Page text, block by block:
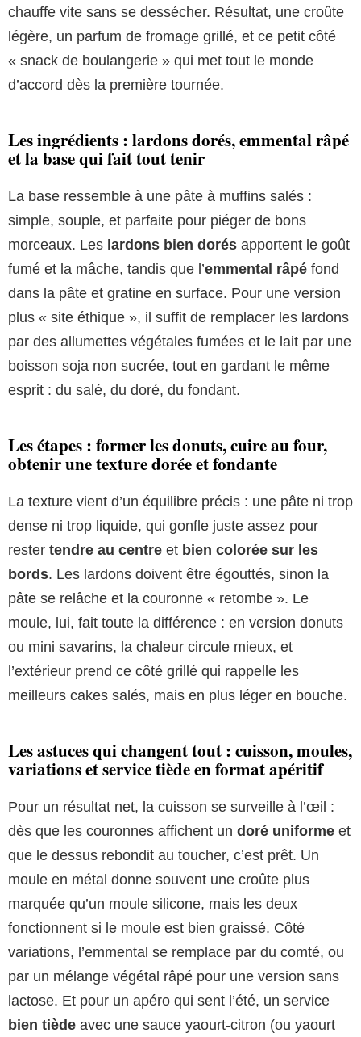
chauffe vite sans se dessécher. Résultat, une croûte
légère, un parfum de fromage grillé, et ce petit côté
« snack de boulangerie » qui met tout le monde
d’accord dès la première tournée.
Les ingrédients : lardons dorés, emmental râpé
et la base qui fait tout tenir
La base ressemble à une pâte à muffins salés :
simple, souple, et parfaite pour piéger de bons
morceaux. Les lardons bien dorés apportent le goût
fumé et la mâche, tandis que l’emmental râpé fond
dans la pâte et gratine en surface. Pour une version
plus « site éthique », il suffit de remplacer les lardons
par des allumettes végétales fumées et le lait par une
boisson soja non sucrée, tout en gardant le même
esprit : du salé, du doré, du fondant.
Les étapes : former les donuts, cuire au four,
obtenir une texture dorée et fondante
La texture vient d’un équilibre précis : une pâte ni trop
dense ni trop liquide, qui gonfle juste assez pour
rester tendre au centre et bien colorée sur les
bords. Les lardons doivent être égouttés, sinon la
pâte se relâche et la couronne « retombe ». Le
moule, lui, fait toute la différence : en version donuts
ou mini savarins, la chaleur circule mieux, et
l’extérieur prend ce côté grillé qui rappelle les
meilleurs cakes salés, mais en plus léger en bouche.
Les astuces qui changent tout : cuisson, moules,
variations et service tiède en format apéritif
Pour un résultat net, la cuisson se surveille à l’œil :
dès que les couronnes affichent un doré uniforme et
que le dessus rebondit au toucher, c’est prêt. Un
moule en métal donne souvent une croûte plus
marquée qu’un moule silicone, mais les deux
fonctionnent si le moule est bien graissé. Côté
variations, l’emmental se remplace par du comté, ou
par un mélange végétal râpé pour une version sans
lactose. Et pour un apéro qui sent l’été, un service
bien tiède avec une sauce yaourt-citron (ou yaourt